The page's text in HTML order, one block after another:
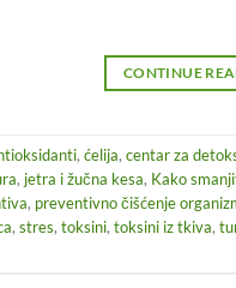
CONTINUE
, ćelija, centar za
, jetra i žučna kesa, Kako
, preventivno čišćenje
, stres, toksini, toksini iz tkiva,